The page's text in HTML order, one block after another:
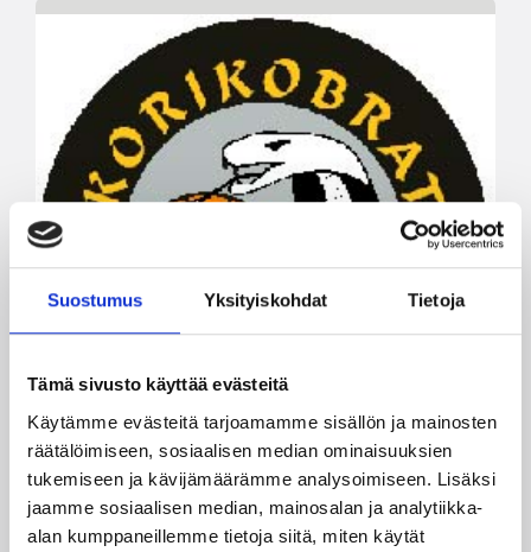
Suostumus Yksityiskohdat Tietoja
Tämä sivusto käyttää evästeitä
Käytämme evästeitä tarjoamamme sisällön ja mainosten
räätälöimiseen, sosiaalisen median ominaisuuksien
tukemiseen ja kävijämäärämme analysoimiseen. Lisäksi
jaamme sosiaalisen median, mainosalan ja analytiikka-
alan kumppaneillemme tietoja siitä, miten käytät
Miesten I divisioona A 04.08.2009 00:00